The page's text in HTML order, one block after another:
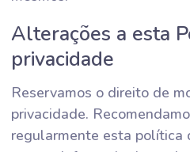
Alterações a esta
privacidade
Reservamos o direito de
privacidade.
regularmente esta política